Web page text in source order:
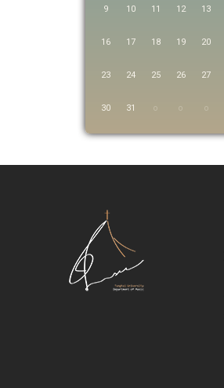
9 10 11 12 13
16 17 18 19 20
23 24 25 26 27
30 31